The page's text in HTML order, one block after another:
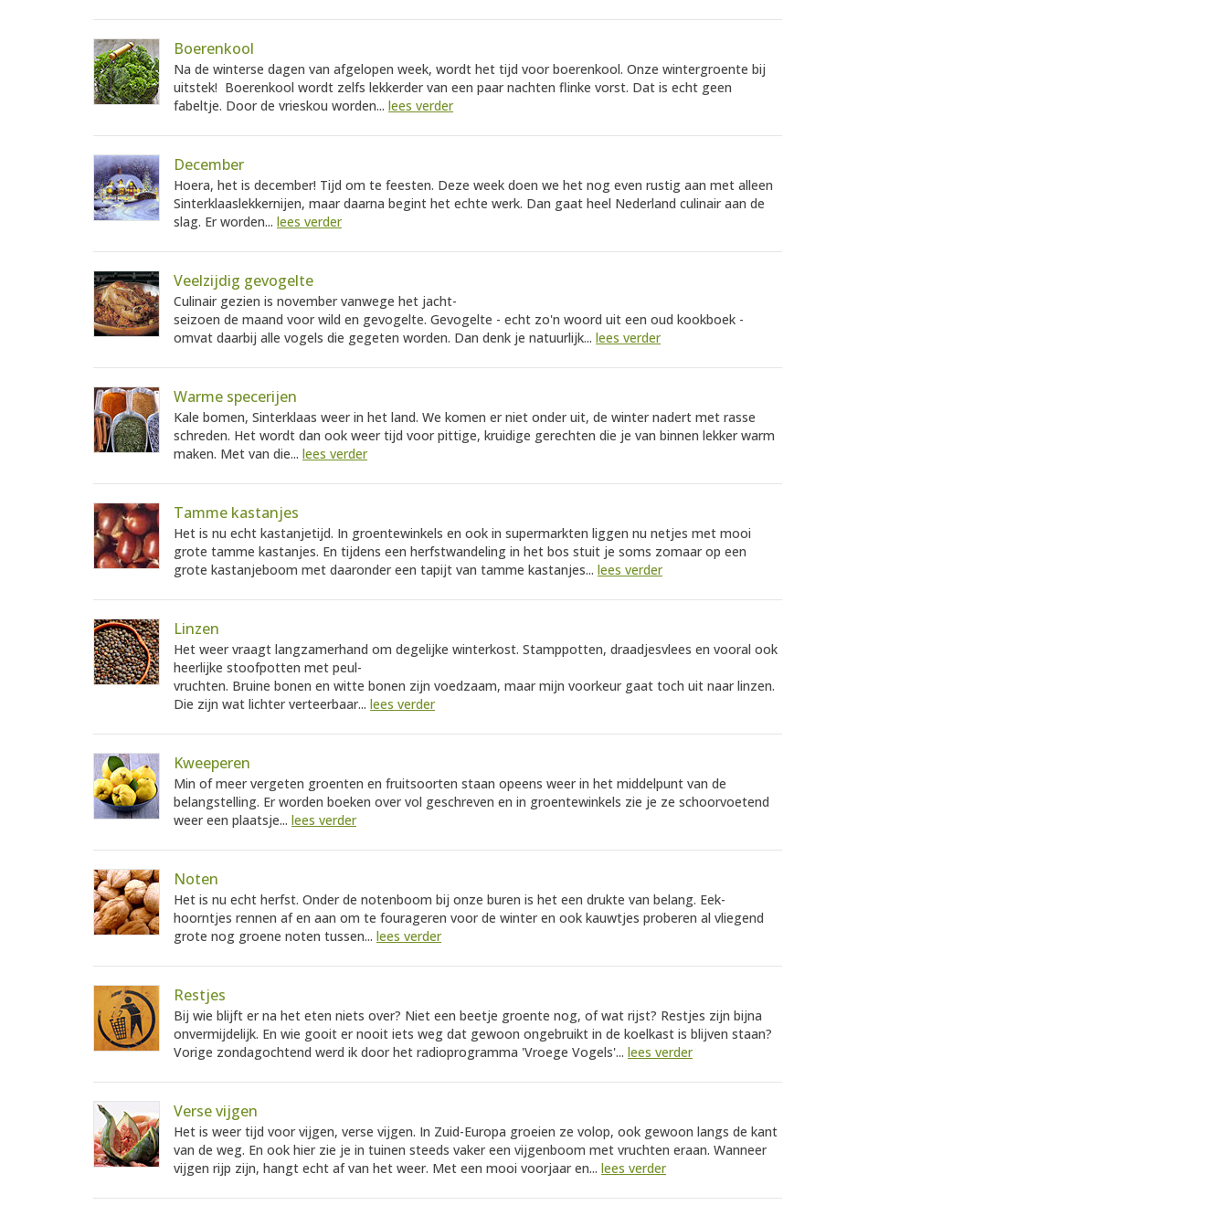
Boerenkool
Na de winterse dagen van afgelopen week, wordt het tijd voor boerenkool. Onze wintergroente bij
uitstek! Boerenkool wordt zelfs lekkerder van een paar nachten flinke vorst. Dat is echt geen
fabeltje. Door de vrieskou worden... lees verder
December
Hoera, het is december! Tijd om te feesten. Deze week doen we het nog even rustig aan met alleen
Sinterklaaslekkernijen, maar daarna begint het echte werk. Dan gaat heel Nederland culinair aan de
slag. Er worden... lees verder
Veelzijdig gevogelte
Culinair gezien is november vanwege het jacht-
seizoen de maand voor wild en gevogelte. Gevogelte - echt zo'n woord uit een oud kookboek -
omvat daarbij alle vogels die gegeten worden. Dan denk je natuurlijk... lees verder
Warme specerijen
Kale bomen, Sinterklaas weer in het land. We komen er niet onder uit, de winter nadert met rasse
schreden. Het wordt dan ook weer tijd voor pittige, kruidige gerechten die je van binnen lekker warm
maken. Met van die... lees verder
Tamme kastanjes
Het is nu echt kastanjetijd. In groentewinkels en ook in supermarkten liggen nu netjes met mooi
grote tamme kastanjes. En tijdens een herfstwandeling in het bos stuit je soms zomaar op een
grote kastanjeboom met daaronder een tapijt van tamme kastanjes... lees verder
Linzen
Het weer vraagt langzamerhand om degelijke winterkost. Stamppotten, draadjesvlees en vooral ook
heerlijke stoofpotten met peul-
vruchten. Bruine bonen en witte bonen zijn voedzaam, maar mijn voorkeur gaat toch uit naar linzen.
Die zijn wat lichter verteerbaar... lees verder
Kweeperen
Min of meer vergeten groenten en fruitsoorten staan opeens weer in het middelpunt van de
belangstelling. Er worden boeken over vol geschreven en in groentewinkels zie je ze schoorvoetend
weer een plaatsje... lees verder
Noten
Het is nu echt herfst. Onder de notenboom bij onze buren is het een drukte van belang. Eek-
hoorntjes rennen af en aan om te fourageren voor de winter en ook kauwtjes proberen al vliegend
grote nog groene noten tussen... lees verder
Restjes
Bij wie blijft er na het eten niets over? Niet een beetje groente nog, of wat rijst? Restjes zijn bijna
onvermijdelijk. En wie gooit er nooit iets weg dat gewoon ongebruikt in de koelkast is blijven staan?
Vorige zondagochtend werd ik door het radioprogramma 'Vroege Vogels'... lees verder
Verse vijgen
Het is weer tijd voor vijgen, verse vijgen. In Zuid-Europa groeien ze volop, ook gewoon langs de kant
van de weg. En ook hier zie je in tuinen steeds vaker een vijgenboom met vruchten eraan. Wanneer
vijgen rijp zijn, hangt echt af van het weer. Met een mooi voorjaar en... lees verder